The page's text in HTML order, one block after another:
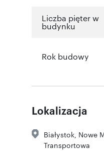
Liczba pięter w
budynku
Rok budowy
Lokalizacja
Białystok, Nowe
Transportowa